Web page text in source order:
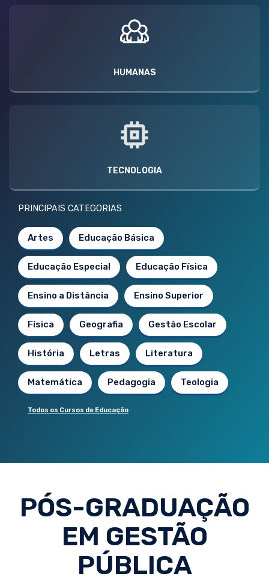
HUMANAS
TECNOLOGIA
PRINCIPAIS CATEGORIAS
Artes Educação Básica
Educação Especial Educação Física
Ensino a Distância Ensino Superior
Física Geografia Gestão Escolar
História Letras Literatura
Matemática Pedagogia Teologia
Todos os Cursos de Educação
PÓS-GRADUAÇÃO
EM GESTÃO
PÚBLICA